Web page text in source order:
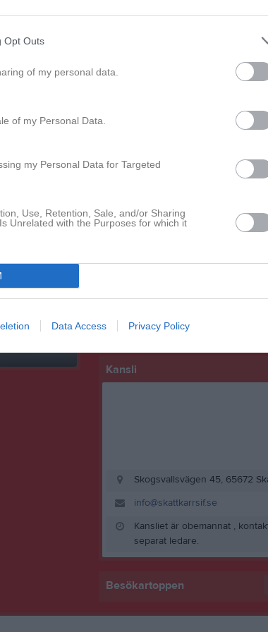
Opt Outs
of my personal data.
of my Personal Data.
my Personal Data for Targeted
Use, Retention, Sale, and/or Sharing
Unrelated with the Purposes for which it
Data Access Privacy Policy
Micke
Hej! Superkul att så många vill vara med på målvaktsträning. Jag kommer att resa mycket under maj/juni, så det kommer att bli en del inställda träningar. Träningarna är borttagna, Kanske kommer det upp någon specialträning. Micke.
Nu tar vi lite Sommaruppehåll !
Landslagets Fotbollsskola 2026 på
Kansli
Skogsvallsvägen 45, 65672
info@skattkarrsif.se
Kansliet är obemannat ,
separat ledare.
Besökartoppen